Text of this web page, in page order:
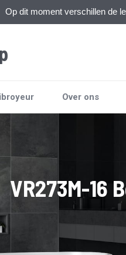
Op dit moment verschillen de
Over ons
VR273M-16